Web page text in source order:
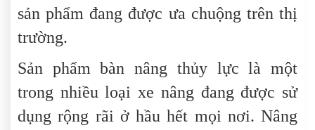
sản phẩm đang được ưa chuộng trên thị
trường.
Sản phẩm bàn nâng thủy lực là một
trong nhiều loại xe nâng đang được sử
dụng rộng rãi ở hầu hết mọi nơi. Nâng